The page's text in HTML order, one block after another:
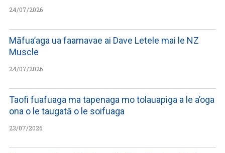
24/07/2026
Māfua’aga ua faamavae ai Dave Letele mai le NZ
Muscle
24/07/2026
Taofi fuafuaga ma tapenaga mo tolauapiga a le a’oga
ona o le taugatā o le soifuaga
23/07/2026